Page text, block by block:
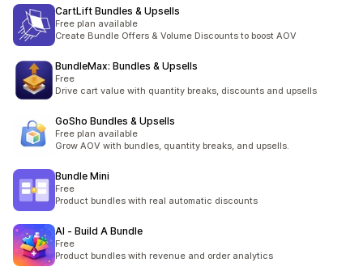
CartLift Bundles & Upsells
Free plan available
Create Bundle Offers & Volume Discounts to boost AOV
BundleMax: Bundles & Upsells
Free
Drive cart value with quantity breaks, discounts and upsells
GoSho Bundles & Upsells
Free plan available
Grow AOV with bundles, quantity breaks, and upsells.
Bundle Mini
Free
Product bundles with real automatic discounts
AI ‑ Build A Bundle
Free
Product bundles with revenue and order analytics